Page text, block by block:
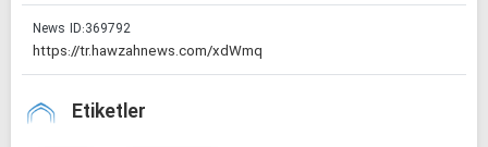
News ID:369792
Etiketler